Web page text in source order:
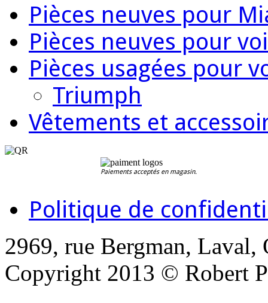
Pièces neuves pour
Pièces neuves pour
Pièces usagées pour
Triumph
Vêtements et
Paiements acceptés en magasin.
Politique de
2969, rue Bergman, Laval,
Copyright 2013 © Robert